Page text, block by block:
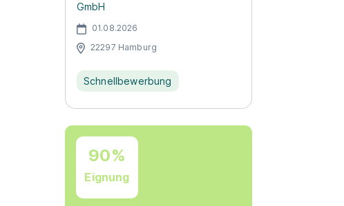
GmbH
01.08.2026
22297 Hamburg
Schnellbewerbung
90%
Eignung